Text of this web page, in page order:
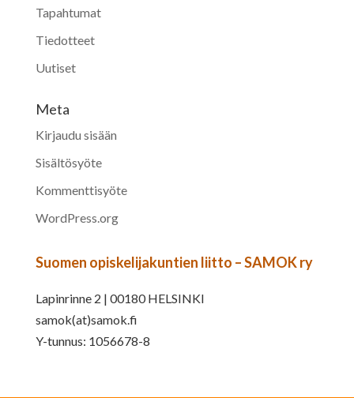
Tapahtumat
Tiedotteet
Uutiset
Meta
Kirjaudu sisään
Sisältösyöte
Kommenttisyöte
WordPress.org
Suomen opiskelijakuntien liitto – SAMOK ry
Lapinrinne 2 | 00180 HELSINKI
samok(at)samok.fi
Y-tunnus: 1056678-8